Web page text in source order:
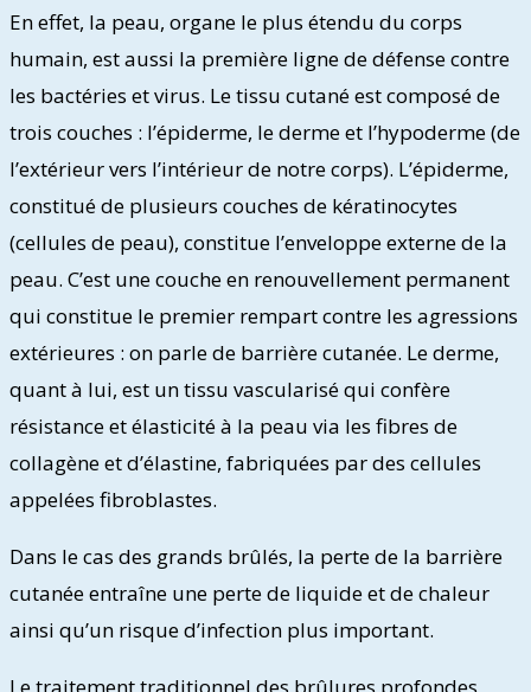
En effet, la peau, organe le plus étendu du corps
humain, est aussi la première ligne de défense contre
les bactéries et virus. Le tissu cutané est composé de
trois couches : l’épiderme, le derme et l’hypoderme (de
l’extérieur vers l’intérieur de notre corps). L’épiderme,
constitué de plusieurs couches de kératinocytes
(cellules de peau), constitue l’enveloppe externe de la
peau. C’est une couche en renouvellement permanent
qui constitue le premier rempart contre les agressions
extérieures : on parle de barrière cutanée. Le derme,
quant à lui, est un tissu vascularisé qui confère
résistance et élasticité à la peau via les fibres de
collagène et d’élastine, fabriquées par des cellules
appelées fibroblastes.
Dans le cas des grands brûlés, la perte de la barrière
cutanée entraîne une perte de liquide et de chaleur
ainsi qu’un risque d’infection plus important.